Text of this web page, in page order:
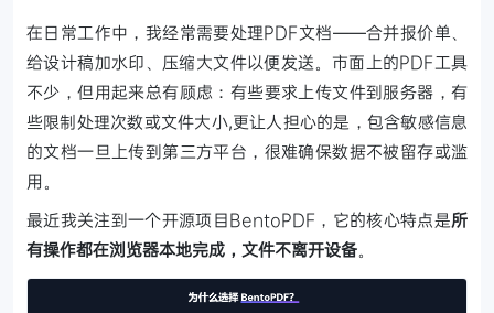
在日常工作中，我经常需要处理PDF文档——合并报价单、
给设计稿加水印、压缩大文件以便发送。市面上的PDF工具
不少，但用起来总有顾虑：有些要求上传文件到服务器，有
些限制处理次数或文件大小,更让人担心的是，包含敏感信息
的文档一旦上传到第三方平台，很难确保数据不被留存或滥
用。
最近我关注到一个开源项目BentoPDF，它的核心特点是所
有操作都在浏览器本地完成，文件不离开设备。